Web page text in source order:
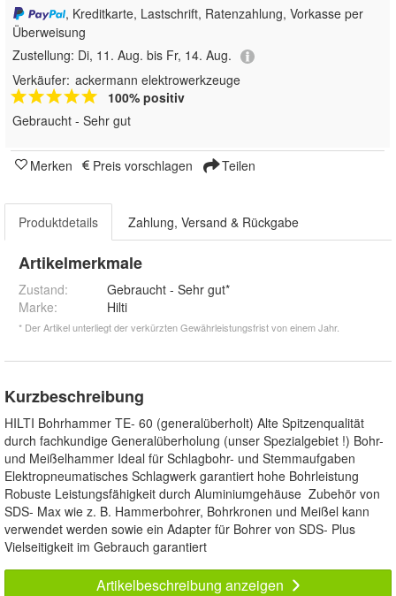
, Kreditkarte, Lastschrift, Ratenzahlung, Vorkasse per
Überweisung
Zustellung: Di, 11. Aug. bis Fr, 14. Aug.
Verkäufer: ackermann elektrowerkzeuge
100% positiv
Gebraucht - Sehr gut
Merken Preis vorschlagen Teilen
Produktdetails Zahlung, Versand & Rückgabe
Artikelmerkmale
Zustand:
Gebraucht - Sehr gut*
Marke:
Hilti
* Der Artikel unterliegt der verkürzten Gewährleistungsfrist von einem Jahr.
Kurzbeschreibung
HILTI Bohrhammer TE- 60 (generalüberholt) Alte Spitzenqualität
durch fachkundige Generalüberholung (unser Spezialgebiet !) Bohr-
und Meißelhammer Ideal für Schlagbohr- und Stemmaufgaben
Elektropneumatisches Schlagwerk garantiert hohe Bohrleistung
Robuste Leistungsfähigkeit durch Aluminiumgehäuse Zubehör von
SDS- Max wie z. B. Hammerbohrer, Bohrkronen und Meißel kann
verwendet werden sowie ein Adapter für Bohrer von SDS- Plus
Vielseitigkeit im Gebrauch garantiert
Artikelbeschreibung anzeigen